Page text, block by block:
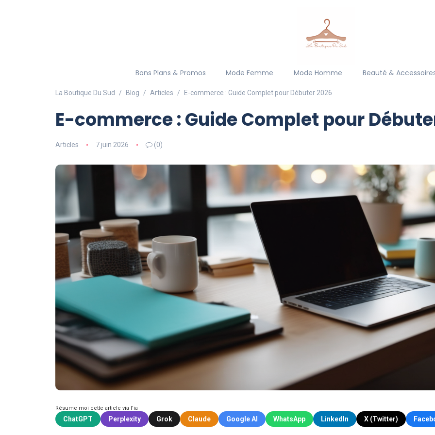
Bons Plans & Promos Mode Femme Mode Homme Beauté &
La Boutique Du Sud Blog Articles E-commerce : Guide Complet pour Débuter 2026
E-commerce : Guide Complet pour
Articles 7 juin 2026 (0)
Résume moi cette article via l'ia
ChatGPT Perplexity Grok Claude Google AI WhatsApp LinkedIn X (Twitter)